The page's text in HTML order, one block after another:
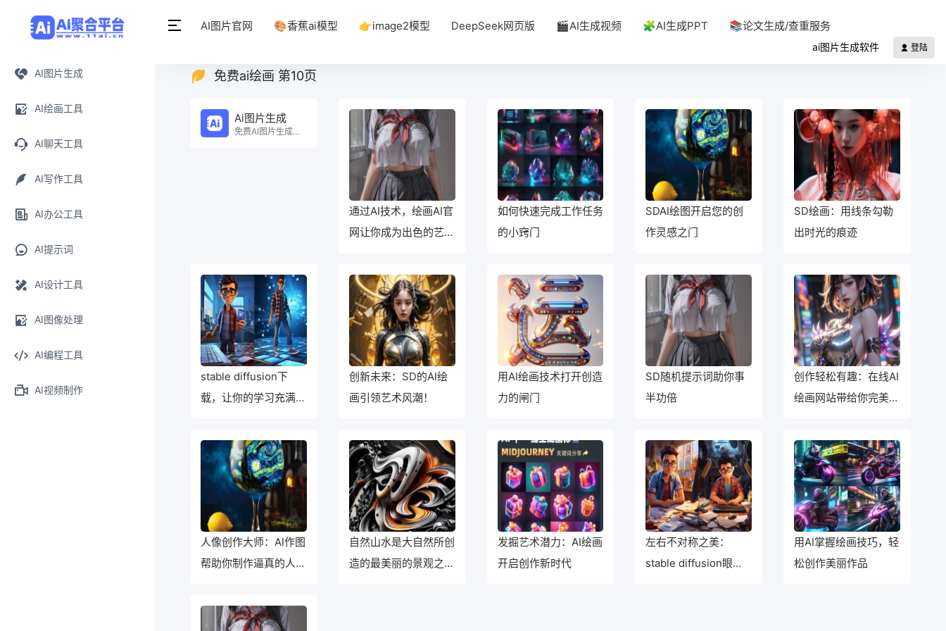
AI图片生成
AI绘画工具
AI聊天工具
AI写作工具
AI办公工具
AI提示词
AI设计工具
AI图像处理
AI编程工具
AI视频制作
AI图片官网 🎨香蕉ai模型 👉image2模型 DeepSeek网页版 🎬AI生成视频 🧩AI生成PPT 📚论文生成/查重服务
ai图片生成软件 登陆
免费ai绘画 第10页
Ai图片生成
免费AI图片生成一键生成海报！。
通过AI技术，绘画AI官
网让你成为出色的艺术
如何快速完成工作任务
的小窍门
SDAI绘图开启您的创
作灵感之门
SD绘画：用线条勾勒
出时光的痕迹
stable diffusion下
载，让你的学习充满乐
创新未来：SD的AI绘
画引领艺术风潮！
用AI绘画技术打开创造
力的闸门
SD随机提示词助你事
半功倍
创作轻松有趣：在线AI
绘画网站带给你完美体
人像创作大师：AI作图
帮助你制作逼真的人物
自然山水是大自然所创
造的最美丽的景观之
发掘艺术潜力：AI绘画
开启创作新时代
左右不对称之美：
stable diffusion眼睛
用AI掌握绘画技巧，轻
松创作美丽作品